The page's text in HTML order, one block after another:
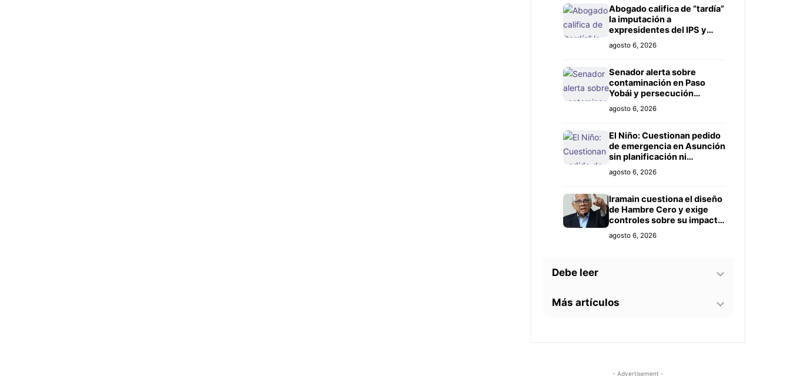
Abogado califica de “tardía”
la imputación a
expresidentes del IPS y
exige investigación más
amplia
agosto 6, 2026
Senador alerta sobre
contaminación en Paso
Yobái y persecución
política contra Miguel
Prieto
agosto 6, 2026
El Niño: Cuestionan pedido
de emergencia en Asunción
sin planificación ni
controles claros
agosto 6, 2026
Iramain cuestiona el diseño
de Hambre Cero y exige
controles sobre su impacto
agosto 6, 2026
Debe leer
Bomberos advierten sobre
Más artículos
agosto 5, 2026
- Advertisement -